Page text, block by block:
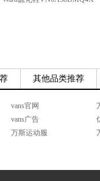
其他品类推荐
vans官网
vans广告
万斯运动服